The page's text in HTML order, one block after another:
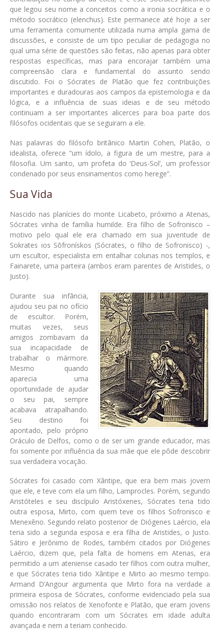
que legou seu nome a conceitos como a ironia socrática e o
método socrático (elenchus). Este permanece até hoje a ser
uma ferramenta comumente utilizada numa ampla gama de
discussões, e consiste de um tipo peculiar de pedagogia no
qual uma série de questões são feitas, não apenas para obter
respostas específicas, mas para encorajar também uma
compreensão clara e fundamental do assunto sendo
discutido. Foi o Sócrates de Platão que fez contribuições
importantes e duradouras aos campos da epistemologia e da
lógica, e a influência de suas ideias e de seu método
continuam a ser importantes alicerces para boa parte dos
filósofos ocidentais que se seguiram a ele.
Nas palavras do filósofo britânico Martin Cohen, Platão, o
idealista, oferece “um ídolo, a figura de um mestre, para a
filosofia. Um santo, um profeta do ‘Deus-Sol’, um professor
condenado por seus ensinamentos como herege”.
Sua Vida
Nascido nas planícies do monte Licabeto, próximo a Atenas,
Sócrates vinha de família humilde. Era filho de Sofronisco –
motivo pelo qual ele era chamado em sua juventude de
Sokrates ios Sōfronískos (Sócrates, o filho de Sofronisco) -,
um escultor, especialista em entalhar colunas nos templos, e
Fainarete, uma parteira (ambos eram parentes de Aristides, o
Justo).
Durante sua infância,
ajudou seu pai no ofício
de escultor. Porém,
muitas vezes, seus
amigos zombavam da
sua incapacidade de
trabalhar o mármore.
Mesmo quando
aparecia uma
oportunidade de ajudar
o seu pai, sempre
acabava atrapalhando.
Seu destino foi
apontado, pelo próprio
Oráculo de Delfos, como o de ser um grande educador, mas
foi somente por influência da sua mãe que ele pôde descobrir
sua verdadeira vocação.
Sócrates foi casado com Xântipe, que era bem mais jovem
que ele, e teve com ela um filho, Lamprocles. Porém, segundo
Aristóteles e seu discípulo Aristóxenes, Sócrates teria tido
outra esposa, Mirto, com quem teve os filhos Sofronisco e
Menexêno. Segundo relato posterior de Diógenes Laércio, ela
teria sido a segunda esposa e era filha de Aristides, o Justo.
Sátiro e Jerônimo de Rodes, também citados por Diógenes
Laércio, dizem que, pela falta de homens em Atenas, era
permitido a um ateniense casado ter filhos com outra mulher,
e que Sócrates teria tido Xântipe e Mirto ao mesmo tempo.
Armand D’Angour argumenta que Mirto fora na verdade a
primeira esposa de Sócrates, conforme evidenciado pela sua
omissão nos relatos de Xenofonte e Platão, que eram jovens
quando encontraram com um Sócrates em idade adulta
avançada e nem a teriam conhecido.